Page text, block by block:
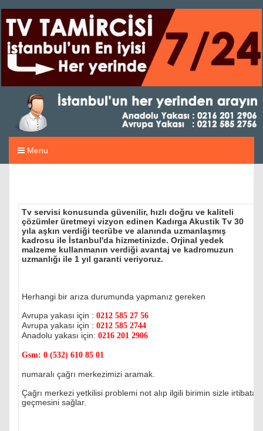
Menu
Tv servisi konusunda güvenilir, hızlı doğru ve kaliteli
çözümler üretmeyi vizyon edinen Kadırga Akustik Tv 30
yıla aşkın verdiği tecrübe ve alanında uzmanlaşmış
kadrosu ile İstanbul'da hizmetinizde. Orjinal yedek
malzeme kullanmanın verdiği avantaj ve kadromuzun
uzmanlığı ile 1 yıl garanti veriyoruz.
Herhangi bir arıza durumunda yapmanız gereken
Avrupa yakası için : 0212 585 27 56
Avrupa yakası için : 0212 585 2744
Anadolu yakası için: 0216 201 2906
Gsm: 0 (532) 610 85 01
numaralı çağrı merkezimizi aramak.
Çağrı merkezi yetkilisi problemi not alıp ilgili birimin sizle irtibata
geçmesini sağlar.